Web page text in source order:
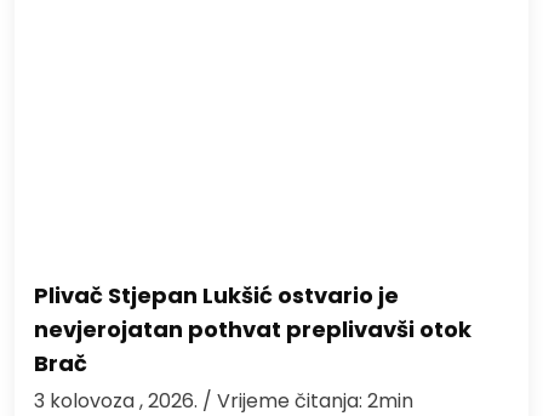
Plivač Stjepan Lukšić ostvario je
nevjerojatan pothvat preplivavši otok
Brač
3 kolovoza , 2026. / Vrijeme čitanja: 2min